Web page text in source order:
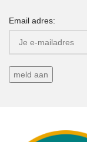
Email adres: